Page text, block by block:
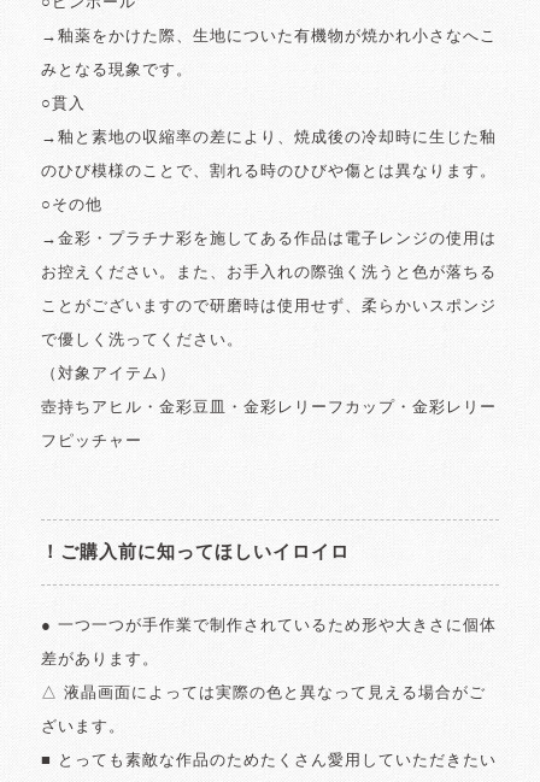
→釉薬をかけた際、生地についた有機物が焼かれ小さなへこ
みとなる現象です。
○貫入
→釉と素地の収縮率の差により、焼成後の冷却時に生じた釉
のひび模様のことで、割れる時のひびや傷とは異なります。
○その他
→金彩・プラチナ彩を施してある作品は電子レンジの使用は
お控えください。また、お手入れの際強く洗うと色が落ちる
ことがございますので研磨時は使用せず、柔らかいスポンジ
で優しく洗ってください。
（対象アイテム）
壺持ちアヒル・金彩豆皿・金彩レリーフカップ・金彩レリー
フピッチャー
！ご購入前に知ってほしいイロイロ
● 一つ一つが手作業で制作されているため形や大きさに個体
差があります。
△ 液晶画面によっては実際の色と異なって見える場合がご
ざいます。
■ とっても素敵な作品のためたくさん愛用していただきたい